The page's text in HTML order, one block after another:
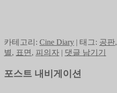
카테고리: Cine Diary | 태그: 공판,
별, 표면 , 피의자 | 댓글 남기기
포스트 내비게이션